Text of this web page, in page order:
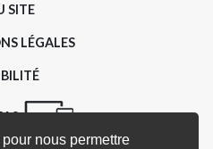
nous permettre
SITE
LÉGALES